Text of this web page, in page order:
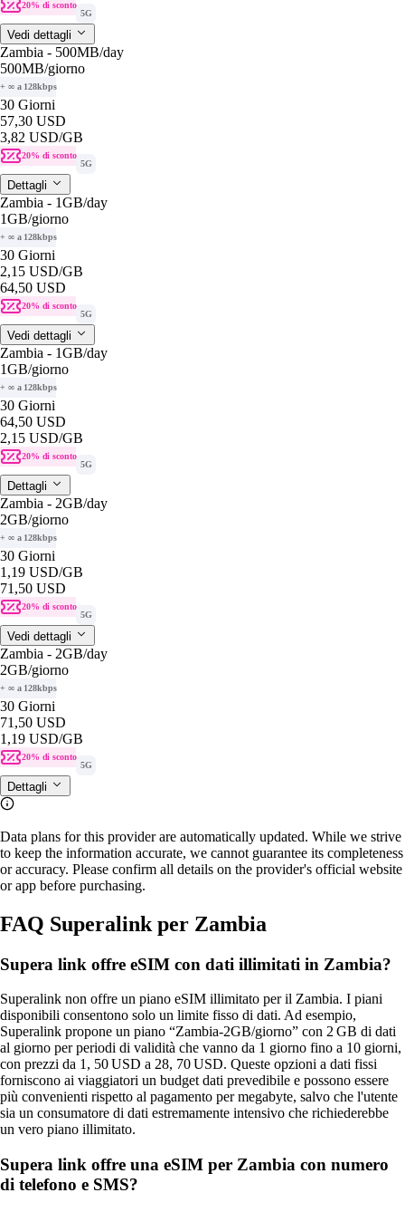
20% di sconto
5G
Vedi dettagli
Zambia - 500MB/day
500MB/giorno
+ ∞ a 128kbps
30 Giorni
57,30 USD
3,82 USD/GB
20% di sconto
5G
Dettagli
Zambia - 1GB/day
1GB/giorno
+ ∞ a 128kbps
30 Giorni
2,15 USD/GB
64,50 USD
20% di sconto
5G
Vedi dettagli
Zambia - 1GB/day
1GB/giorno
+ ∞ a 128kbps
30 Giorni
64,50 USD
2,15 USD/GB
20% di sconto
5G
Dettagli
Zambia - 2GB/day
2GB/giorno
+ ∞ a 128kbps
30 Giorni
1,19 USD/GB
71,50 USD
20% di sconto
5G
Vedi dettagli
Zambia - 2GB/day
2GB/giorno
+ ∞ a 128kbps
30 Giorni
71,50 USD
1,19 USD/GB
20% di sconto
5G
Dettagli
Data plans for this provider are automatically updated. While we strive
to keep the information accurate, we cannot guarantee its completeness
or accuracy. Please confirm all details on the provider's official website
or app before purchasing.
FAQ Superalink per Zambia
Supera link offre eSIM con dati illimitati in Zambia?
Superalink non offre un piano eSIM illimitato per il Zambia. I piani
disponibili consentono solo un limite fisso di dati. Ad esempio,
Superalink propone un piano “Zambia‑2GB/giorno” con 2 GB di dati
al giorno per periodi di validità che vanno da 1 giorno fino a 10 giorni,
con prezzi da 1, 50 USD a 28, 70 USD. Queste opzioni a dati fissi
forniscono ai viaggiatori un budget dati prevedibile e possono essere
più convenienti rispetto al pagamento per megabyte, salvo che l'utente
sia un consumatore di dati estremamente intensivo che richiederebbe
un vero piano illimitato.
Supera link offre una eSIM per Zambia con numero
di telefono e SMS?